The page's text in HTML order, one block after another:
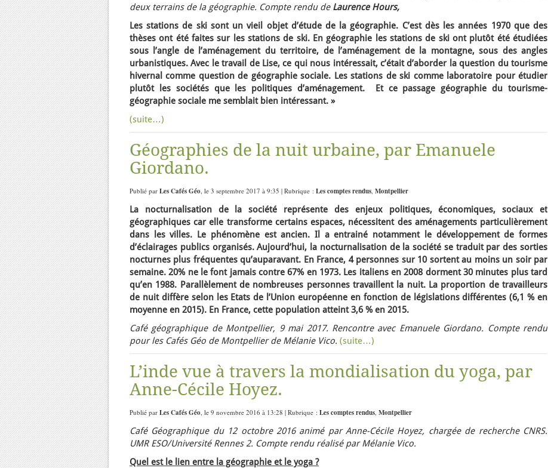
deux terrains de la géographie. Compte rendu de Laurence Hours,
Les stations de ski sont un vieil objet d’étude de la géographie. C’est dès les années 1970 que des
thèses ont été faites sur les stations de ski. En géographie les stations de ski ont plutôt été étudiées
sous l’angle de l’aménagement du territoire, de l’aménagement de la montagne, sous des angles
urbanistiques. Avec le travail de Lise, ce qui nous intéressait, c’était d’aborder la question du tourisme
hivernal comme question de géographie sociale. Les stations de ski comme laboratoire pour étudier
plutôt les sociétés que les politiques d’aménagement. Et ce passage géographie du tourisme-
géographie sociale me semblait bien intéressant. »
(suite…)
Géographies de la nuit urbaine, par Emanuele
Giordano.
Publié par Les Cafés Géo, le 3 septembre 2017 à 9:35 | Rubrique : Les comptes rendus, Montpellier
La nocturnalisation de la société représente des enjeux politiques, économiques, sociaux et
géographiques car elle transforme certains espaces, nécessitent des aménagements particulièrement
dans les villes. Le phénomène est ancien. Il a entrainé notamment le développement de formes
d’éclairages publics organisés. Aujourd’hui, la nocturnalisation de la société se traduit par des sorties
nocturnes plus fréquentes qu’auparavant. En France, 4 personnes sur 10 sortent au moins un soir par
semaine. 20% ne le font jamais contre 67% en 1973. Les italiens en 2008 dorment 30 minutes plus tard
qu’en 1988. Parallèlement de nombreuses personnes travaillent la nuit. La proportion de travailleurs
de nuit diffère selon les Etats de l’Union européenne en fonction de législations différentes (6,1 % en
moyenne en 2015). En France, cette population atteint 3,6 % en 2015.
Café géographique de Montpellier, 9 mai 2017. Rencontre avec Emanuele Giordano. Compte rendu
pour les Cafés Géo de Montpellier de Mélanie Vico. (suite…)
L’inde vue à travers la mondialisation du yoga, par
Anne-Cécile Hoyez.
Publié par Les Cafés Géo, le 9 novembre 2016 à 13:28 | Rubrique : Les comptes rendus, Montpellier
Café Géographique du 12 octobre 2016 animé par Anne-Cécile Hoyez, chargée de recherche CNRS.
UMR ESO/Université Rennes 2. Compte rendu réalisé par Mélanie Vico.
Quel est le lien entre la géographie et le yoga ?